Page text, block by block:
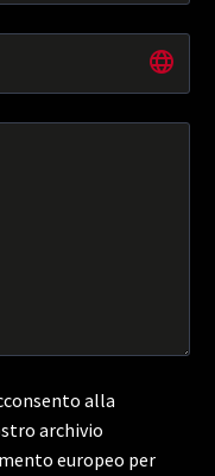
alla
archivio
europeo per